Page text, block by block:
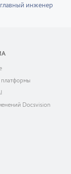
инженер
платформы
Docsvision